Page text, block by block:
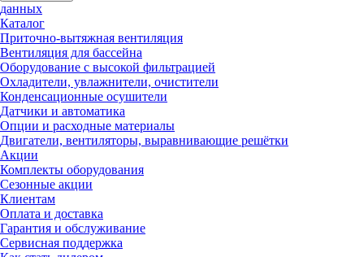
данных
Каталог
Приточно-вытяжная вентиляция
Вентиляция для бассейна
Оборудование с высокой фильтрацией
Охладители, увлажнители, очистители
Конденсационные осушители
Датчики и автоматика
Опции и расходные материалы
Двигатели, вентиляторы, выравнивающие решётки
Акции
Комплекты оборудования
Сезонные акции
Клиентам
Оплата и доставка
Гарантия и обслуживание
Сервисная поддержка